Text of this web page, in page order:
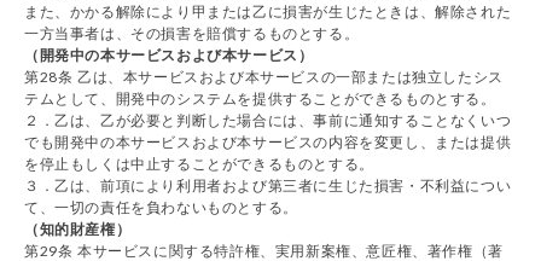
また、かかる解除により甲または乙に損害が生じたときは、解除された
一方当事者は、その損害を賠償するものとする。
（開発中の本サービスおよび本サービス）
第28条 乙は、本サービスおよび本サービスの一部または独立したシス
テムとして、開発中のシステムを提供することができるものとする。
２．乙は、乙が必要と判断した場合には、事前に通知することなくいつ
でも開発中の本サービスおよび本サービスの内容を変更し、または提供
を停止もしくは中止することができるものとする。
３．乙は、前項により利用者および第三者に生じた損害・不利益につい
て、一切の責任を負わないものとする。
（知的財産権）
第29条 本サービスに関する特許権、実用新案権、意匠権、著作権（著